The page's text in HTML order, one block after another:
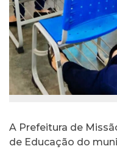
A Prefeitura de
de Educação do